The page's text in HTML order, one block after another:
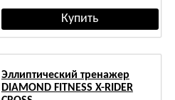
Эллиптический тренажер
DIAMOND FITNESS X-RIDER